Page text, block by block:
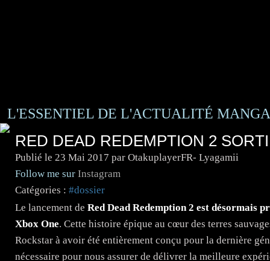
L'ESSENTIEL DE L'ACTUALITÉ
RED DEAD REDEMPTION 2
Publié le 23 Mai 2017 par OtakuplayerFR- Lyagamii
Follow me sur Instagram
Catégories : #dossier
Le lancement de Red Dead Redemption 2 est désormais
Xbox One. Cette histoire épique au cœur des terres
Rockstar à avoir été entièrement conçu pour la dernière
nécessaire pour nous assurer de délivrer la meilleure